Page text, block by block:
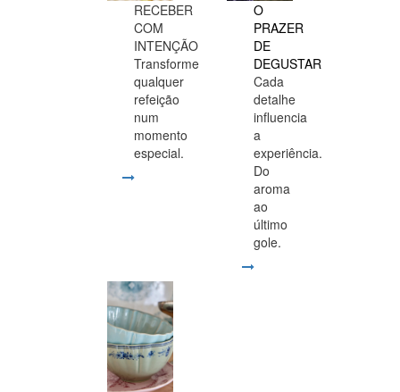
RECEBER
COM
INTENÇÃO
Transforme
qualquer
refeição
num
momento
especial.
O
PRAZER
DE
DEGUSTAR
Cada
detalhe
influencia
a
experiência.
Do
aroma
ao
último
gole.